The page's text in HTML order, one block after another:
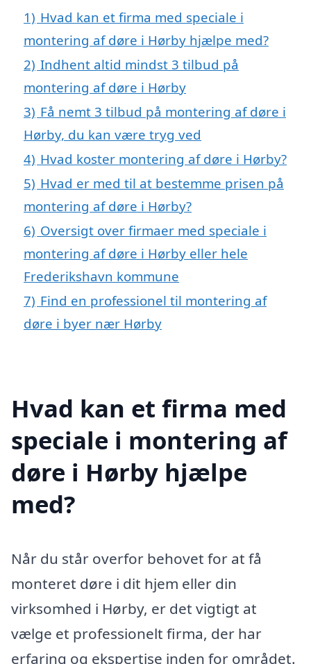
1) Hvad kan et firma med speciale i
montering af døre i Hørby hjælpe med?
2) Indhent altid mindst 3 tilbud på
montering af døre i Hørby
3) Få nemt 3 tilbud på montering af døre i
Hørby, du kan være tryg ved
4) Hvad koster montering af døre i Hørby?
5) Hvad er med til at bestemme prisen på
montering af døre i Hørby?
6) Oversigt over firmaer med speciale i
montering af døre i Hørby eller hele
Frederikshavn kommune
7) Find en professionel til montering af
døre i byer nær Hørby
Hvad kan et firma med
speciale i montering af
døre i Hørby hjælpe
med?
Når du står overfor behovet for at få
monteret døre i dit hjem eller din
virksomhed i Hørby, er det vigtigt at
vælge et professionelt firma, der har
erfaring og ekspertise inden for området.